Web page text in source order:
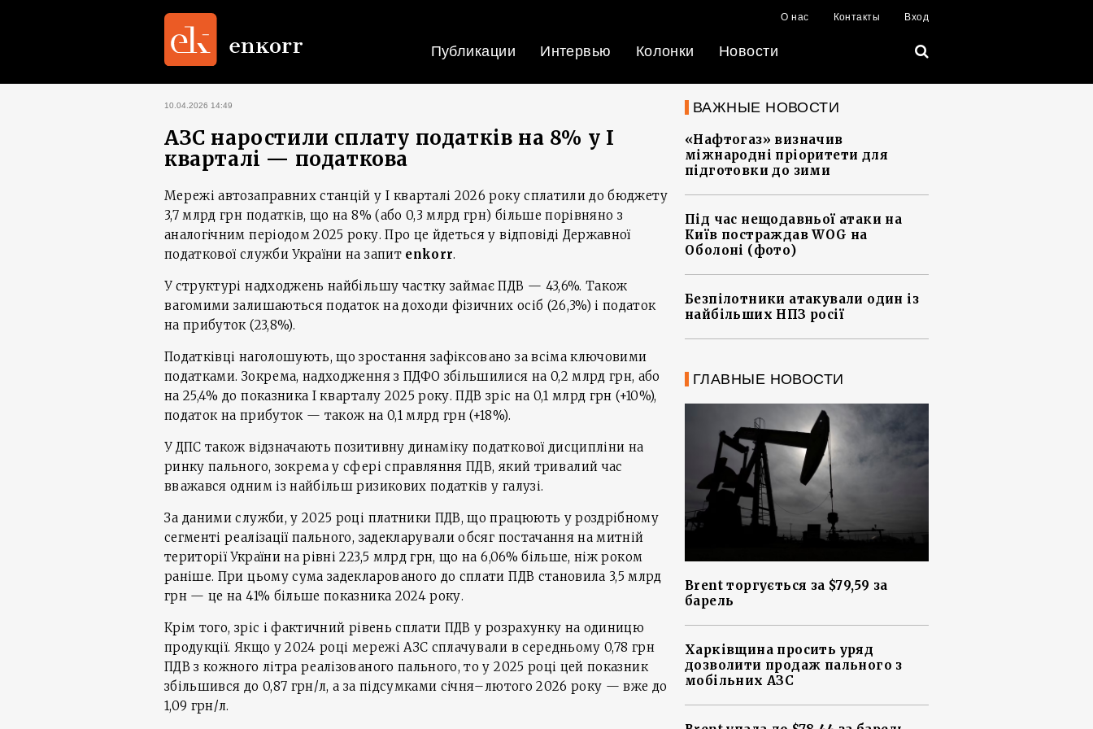
О нас Контакты Вход
Публикации Интервью Колонки Новости
10.04.2026 14:49
АЗС наростили сплату податків на 8% у І
кварталі — податкова
Мережі автозаправних станцій у І кварталі 2026 року сплатили до бюджету
3,7 млрд грн податків, що на 8% (або 0,3 млрд грн) більше порівняно з
аналогічним періодом 2025 року. Про це йдеться у відповіді Державної
податкової служби України на запит enkorr.
У структурі надходжень найбільшу частку займає ПДВ — 43,6%. Також
вагомими залишаються податок на доходи фізичних осіб (26,3%) і податок
на прибуток (23,8%).
Податківці наголошують, що зростання зафіксовано за всіма ключовими
податками. Зокрема, надходження з ПДФО збільшилися на 0,2 млрд грн, або
на 25,4% до показника І кварталу 2025 року. ПДВ зріс на 0,1 млрд грн (+10%),
податок на прибуток — також на 0,1 млрд грн (+18%).
У ДПС також відзначають позитивну динаміку податкової дисципліни на
ринку пального, зокрема у сфері справляння ПДВ, який тривалий час
вважався одним із найбільш ризикових податків у галузі.
За даними служби, у 2025 році платники ПДВ, що працюють у роздрібному
сегменті реалізації пального, задекларували обсяг постачання на митній
території України на рівні 223,5 млрд грн, що на 6,06% більше, ніж роком
раніше. При цьому сума задекларованого до сплати ПДВ становила 3,5 млрд
грн — це на 41% більше показника 2024 року.
Крім того, зріс і фактичний рівень сплати ПДВ у розрахунку на одиницю
продукції. Якщо у 2024 році мережі АЗС сплачували в середньому 0,78 грн
ПДВ з кожного літра реалізованого пального, то у 2025 році цей показник
збільшився до 0,87 грн/л, а за підсумками січня–лютого 2026 року — вже до
1,09 грн/л.
ВАЖНЫЕ НОВОСТИ
«Нафтогаз» визначив
міжнародні пріоритети для
підготовки до зими
Під час нещодавньої атаки на
Київ постраждав WOG на
Оболоні (фото)
Безпілотники атакували один із
найбільших НПЗ росії
ГЛАВНЫЕ НОВОСТИ
Brent торгується за $79,59 за
барель
Харківщина просить уряд
дозволити продаж пального з
мобільних АЗС